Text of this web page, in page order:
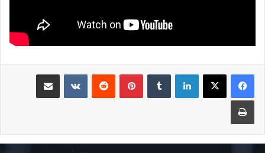
لينكدإن بينتيريست
مشاركة عبر البريد
طباعة